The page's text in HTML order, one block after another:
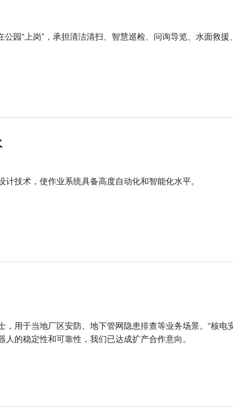
园“上岗”，承担清洁清扫、智慧巡检、问询导览、水面救援
技术，使作业系统具备高度自动化和智能化水平。
用于当地厂区安防、地下管网隐患排查等业务场景。“核电
的稳定性和可靠性，我们已达成扩产合作意向。